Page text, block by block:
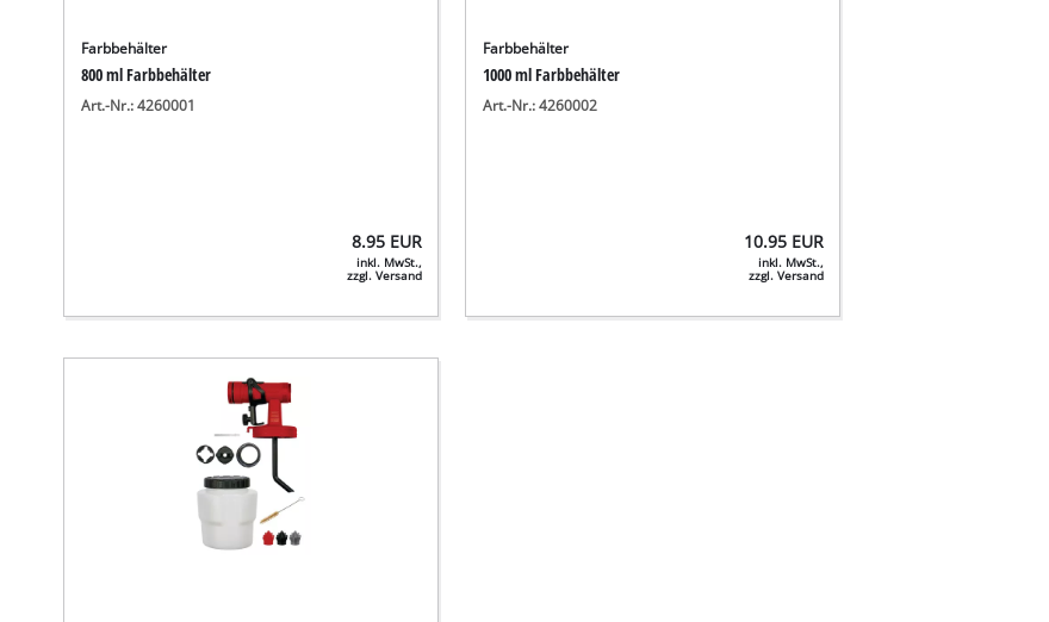
Farbbehälter
800 ml Farbbehälter
Art.-Nr.: 4260001
8.95 EUR
inkl. MwSt.,
zzgl. Versand
Farbbehälter
1000 ml Farbbehälter
Art.-Nr.: 4260002
10.95 EUR
inkl. MwSt.,
zzgl. Versand